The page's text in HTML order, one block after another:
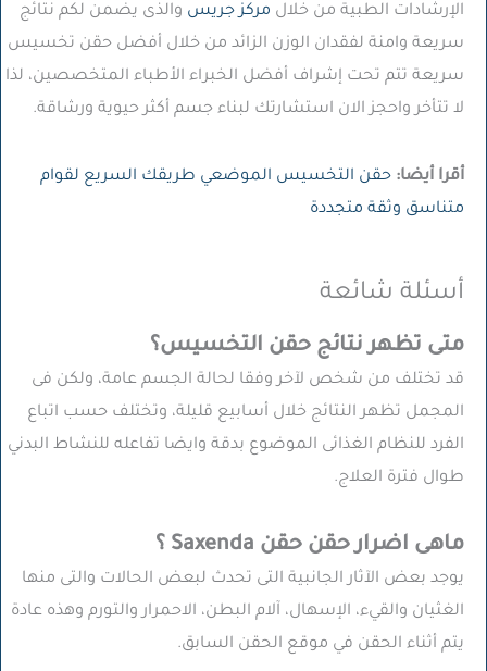
الإرشادات الطبية من خلال مركز جريس والذى يضمن لكم نتائج
سريعة وامنة لفقدان الوزن الزائد من خلال أفضل حقن تخسيس
سريعة تتم تحت إشراف أفضل الخبراء الأطباء المتخصصين، لذا
لا تتأخر واحجز الان استشارتك لبناء جسم أكثر حيوية ورشاقة.
أقرا أيضا: حقن التخسيس الموضعي طريقك السريع لقوام
متناسق وثقة متجددة
أسئلة شائعة
متى تظهر نتائج حقن التخسيس؟
قد تختلف من شخص لآخر وفقا لحالة الجسم عامة، ولكن فى
المجمل تظهر النتائج خلال أسابيع قليلة، وتختلف حسب اتباع
الفرد للنظام الغذائى الموضوع بدقة وايضا تفاعله للنشاط البدني
طوال فترة العلاج.
ماهى اضرار حقن حقن Saxenda ؟
يوجد بعض الآثار الجانبية التى تحدث لبعض الحالات والتى منها
الغثيان والقيء، الإسهال، آلام البطن، الاحمرار والتورم وهذه عادة
يتم أثناء الحقن في موقع الحقن السابق.